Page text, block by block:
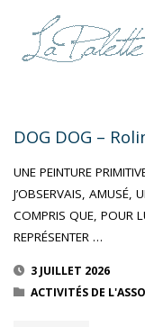
DOG DOG –
UNE PEINTURE
J’OBSERVAIS, AMUSÉ,
COMPRIS QUE, POUR
REPRÉSENTER …
3 JUILLET 2026
ACTIVITÉS DE